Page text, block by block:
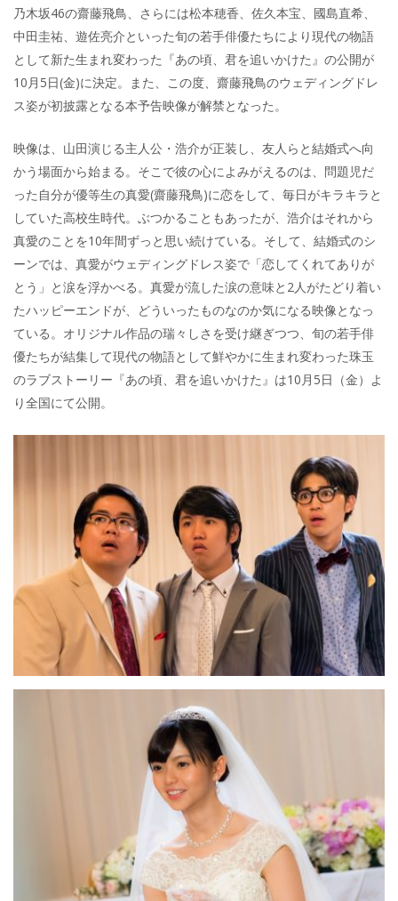
乃木坂46の齋藤飛鳥、さらには松本穂香、佐久本宝、國島直希、
中田圭祐、遊佐亮介といった旬の若手俳優たちにより現代の物語
として新た生まれ変わった『あの頃、君を追いかけた』の公開が
10月5日(金)に決定。また、この度、齋藤飛鳥のウェディングドレ
ス姿が初披露となる本予告映像が解禁となった。
映像は、山田演じる主人公・浩介が正装し、友人らと結婚式へ向
かう場面から始まる。そこで彼の心によみがえるのは、問題児だ
った自分が優等生の真愛(齋藤飛鳥)に恋をして、毎日がキラキラと
していた高校生時代。ぶつかることもあったが、浩介はそれから
真愛のことを10年間ずっと思い続けている。そして、結婚式のシ
ーンでは、真愛がウェディングドレス姿で「恋してくれてありが
とう」と涙を浮かべる。真愛が流した涙の意味と2人がたどり着い
たハッピーエンドが、どういったものなのか気になる映像となっ
ている。オリジナル作品の瑞々しさを受け継ぎつつ、旬の若手俳
優たちが結集して現代の物語として鮮やかに生まれ変わった珠玉
のラブストーリー『あの頃、君を追いかけた』は10月5日（金）よ
り全国にて公開。